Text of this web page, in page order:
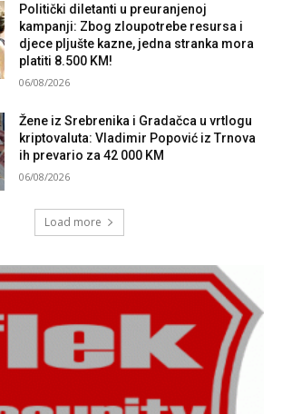
Politički diletanti u preuranjenoj
kampanji: Zbog zloupotrebe resursa i
djece pljušte kazne, jedna stranka mora
platiti 8.500 KM!
06/08/2026
Žene iz Srebrenika i Gradačca u vrtlogu
kriptovaluta: Vladimir Popović iz Trnova
ih prevario za 42 000 KM
06/08/2026
Load more